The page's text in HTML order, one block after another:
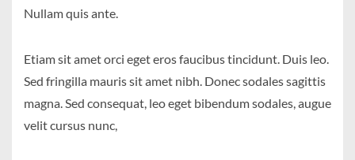
Nullam quis ante.
Etiam sit amet orci eget eros faucibus tincidunt. Duis leo.
Sed fringilla mauris sit amet nibh. Donec sodales sagittis
magna. Sed consequat, leo eget bibendum sodales, augue
velit cursus nunc,